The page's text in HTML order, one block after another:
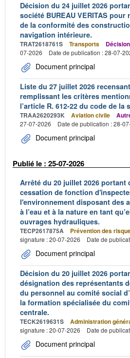
Décision du 24 juillet 2026
société BUREAU VERITAS pour
de la conformité des
navigation intérieure.
TRAT2618761S Transports Décision
07-2026
Date de publication : 28-07-
Document principal
Liste du 27 juillet 2026
remplissant les critères
l’article R. 612-22 du code de
TRAA2620293K Aviation civile
27-07-2026
Date de publication : 28-
Document principal
Publié le : 25-07-2026
Arrêté du 20 juillet 2026 portant
cessation de fonction
l'environnement disposant des
à l’eau et à la nature en tant
ouvrages hydrauliques.
TECP2617875A Prévention des
signature : 20-07-2026
Date de
Document principal
Décision du 20 juillet 2026
désignation des représentants
du personnel au comité social
la formation spécialisée du
centrale.
TECK2619631S Administration
signature : 20-07-2026
Date de
Document principal